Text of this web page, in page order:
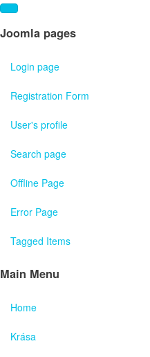
Joomla pages
Login page
Registration Form
User's profile
Search page
Offline Page
Error Page
Tagged Items
Main Menu
Home
Krása